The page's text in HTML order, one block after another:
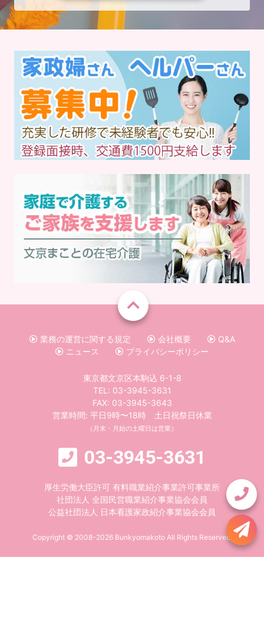
業務の運営に関する規定 会社概要
Q&A
ニュース
プライバシーポリシー
東京都文京区本駒込 6-1-8
TEL: 03-3945-3631
FAX: 03-3945-3643
営業時間: 平日9時〜18時 土日祝祭日休業
（月末・月始の土曜日は営業）
03-3945-3631
厚生労働大臣許可 有料職業紹介事業許可事業所
社団法人 全国民営職業紹介事業協会会員
公益社団法人 日本看護家政紹介事業協会会員
Copyright © 2008-2026 Bunkyomakoto All Rights Reserved.